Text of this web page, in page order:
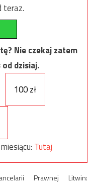
teraz.
Nie czekaj zatem
dzisiaj.
100 zł
Tutaj
Prawnej Litwin: